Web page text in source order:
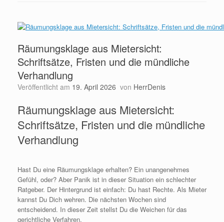
Räumungsklage aus Mietersicht:
Schriftsätze, Fristen und die mündliche
Verhandlung
Veröffentlicht am 19. April 2026 von HerrDenis
Räumungsklage aus Mietersicht:
Schriftsätze, Fristen und die mündliche
Verhandlung
Hast Du eine Räumungsklage erhalten? Ein unangenehmes
Gefühl, oder? Aber Panik ist in dieser Situation ein schlechter
Ratgeber. Der Hintergrund ist einfach: Du hast Rechte. Als Mieter
kannst Du Dich wehren. Die nächsten Wochen sind
entscheidend. In dieser Zeit stellst Du die Weichen für das
gerichtliche Verfahren.